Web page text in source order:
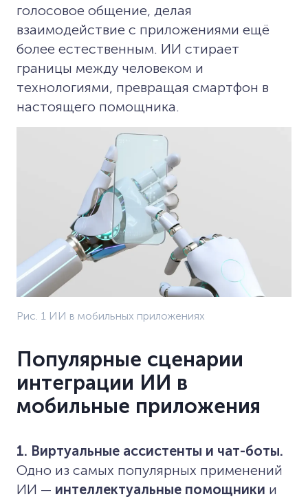
голосовое общение, делая
взаимодействие с приложениями ещё
более естественным. ИИ стирает
границы между человеком и
технологиями, превращая смартфон в
настоящего помощника.
Рис. 1 ИИ в мобильных приложениях
Популярные сценарии
интеграции ИИ в
мобильные приложения
1. Виртуальные ассистенты и чат-боты.
Одно из самых популярных применений
ИИ — интеллектуальные помощники и